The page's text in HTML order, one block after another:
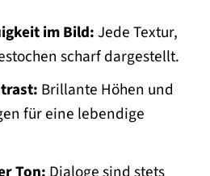
im Bild:Jede Textur,
scharf dargestellt.
Brillante Höhen und
für eine lebendige